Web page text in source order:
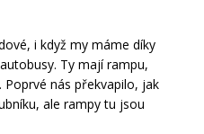
i když my máme díky
Ty mají rampu,
nás překvapilo, jak
ale rampy tu jsou